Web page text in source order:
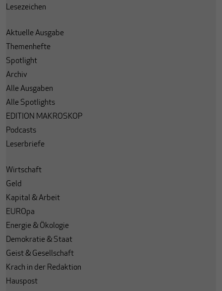
Lesezeichen
Aktuelle Ausgabe
Themenhefte
Spotlight
Archiv
Alle Ausgaben
Alle Spotlights
EDITION MAKROSKOP
Podcasts
Leserbriefe
Wirtschaft
Geld
Kapital & Arbeit
EUROpa
Energie & Ökologie
Demokratie & Staat
Geist & Gesellschaft
Krach in der Redaktion
Hauspost